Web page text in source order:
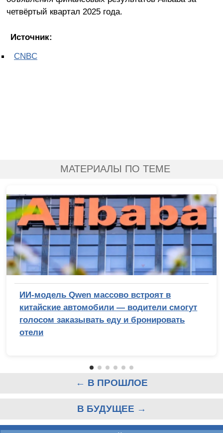
четвёртый квартал 2025 года.
Источник:
CNBC
МАТЕРИАЛЫ ПО ТЕМЕ
ИИ-модель Qwen массово встроят в
китайские автомобили — водители смогут
голосом заказывать еду и бронировать
отели
← В ПРОШЛОЕ
В БУДУЩЕЕ →